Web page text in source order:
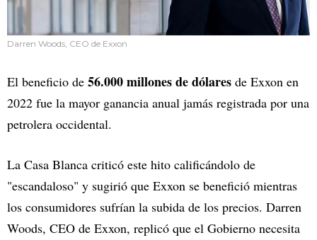
Darren Woods, CEO de Exxon
El beneficio de 56.000 millones de dólares de Exxon en
2022 fue la mayor ganancia anual jamás registrada por una
petrolera occidental.
La Casa Blanca criticó este hito calificándolo de
"escandaloso" y sugirió que Exxon se benefició mientras
los consumidores sufrían la subida de los precios. Darren
Woods, CEO de Exxon, replicó que el Gobierno necesita